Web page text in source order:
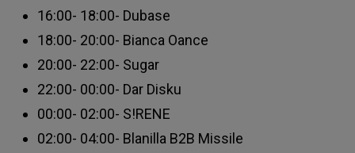
16:00- 18:00- Dubase
18:00- 20:00- Bianca Oance
20:00- 22:00- Sugar
22:00- 00:00- Dar Disku
00:00- 02:00- S!RENE
02:00- 04:00- Blanilla B2B Missile